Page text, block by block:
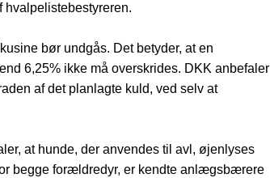
hvalpelistebestyreren.
bør undgås. Det betyder, at en
6,25% ikke må overskrides. DKK anbefaler
af det planlagte kuld, ved selv at
at hunde, der anvendes til avl, øjenlyses
begge forældredyr, er kendte anlægsbærere